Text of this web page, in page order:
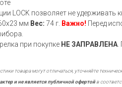
LOCK позволяет не удерживать
мм Вес: 74 г. Важно! Перед
при покупкеНЕ ЗАПРАВЛЕНА.
товара могут отличаться, уточняйте
и не является публичной офертойв